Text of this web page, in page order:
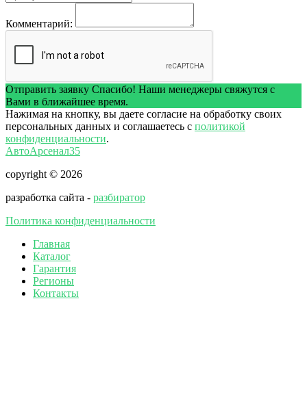
Комментарий:
Отправить заявку Спасибо! Наши менеджеры свяжутся с
Вами в ближайшее время.
Нажимая на кнопку, вы даете согласие на обработку своих
персональных данных и соглашаетесь с политикой
конфиденциальности.
АвтоАрсенал35
copyright © 2026
разработка сайта - разбиратор
Политика конфиденциальности
Главная
Каталог
Гарантия
Регионы
Контакты